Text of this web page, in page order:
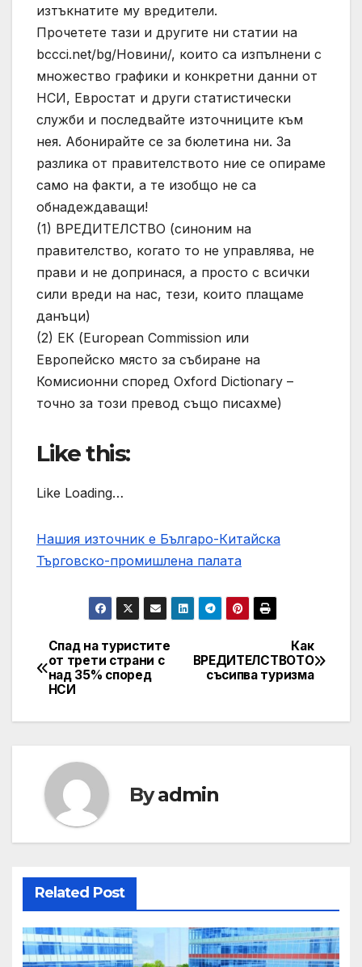
изтъкнатите му вредители.
Прочетете тази и другите ни статии на
bccci.net/bg/Новини/, които са изпълнени с
множество графики и конкретни данни от
НСИ, Евростат и други статистически
служби и последвайте източниците към
нея. Абонирайте се за бюлетина ни. За
разлика от правителството ние се опираме
само на факти, а те изобщо не са
обнадеждаващи!
(1) ВРЕДИТЕЛСТВО (синоним на
правителство, когато то не управлява, не
прави и не допринася, а просто с всички
сили вреди на нас, тези, които плащаме
данъци)
(2) ЕК (European Commission или
Европейско място за събиране на
Комисионни според Oxford Dictionary –
точно за този превод също писахме)
Like this:
Like Loading…
Нашия източник е Българо-Китайска
Търговско-промишлена палaта
Post
navigation
Как
ВРЕДИТЕЛСТВОТО
съсипва туризма
Спад на туристите
от трети страни с
над 35% според
НСИ
Byadmin
Related Post